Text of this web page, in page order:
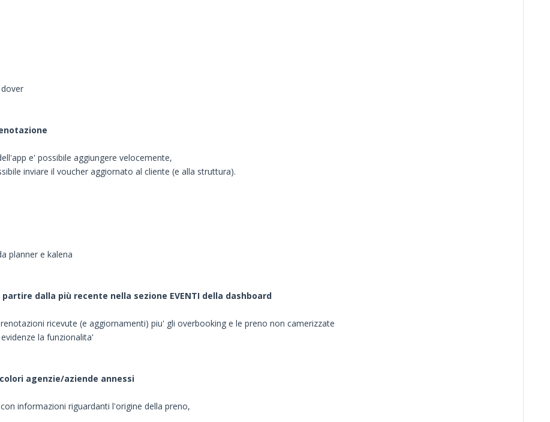
e' possibile aggiungere velocemente,
inviare il voucher aggiornato al cliente (e alla struttura).
planner e kalena
dalla più recente nella sezione EVENTI della dashboard
ricevute (e aggiornamenti) piu' gli overbooking e le preno non camerizzate
la funzionalita'
agenzie/aziende annessi
informazioni riguardanti l'origine della preno,